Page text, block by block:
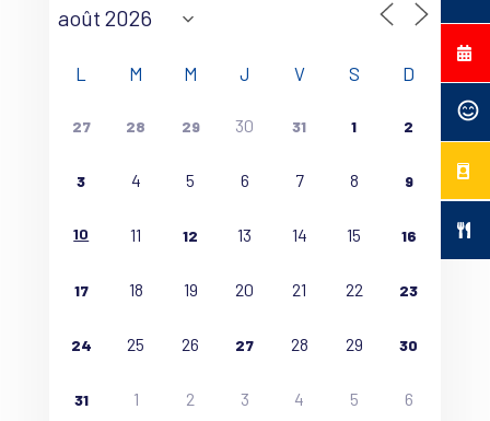
L M M J V S D
27 28 29 30 31 1 2
3 4 5 6 7 8 9
10 11 12 13 14 15 16
17 18 19 20 21 22 23
24 25 26 27 28 29 30
31 1 2 3 4 5 6